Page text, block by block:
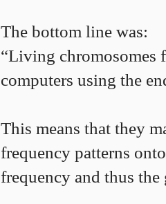
The bottom line was:
“Living
computers using the
This means that they
frequency patterns
frequency and thus